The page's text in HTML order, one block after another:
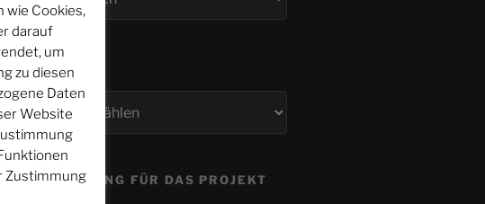
FÜR DAS PROJEKT
wie Cookies,
darauf
um
zu diesen
Daten
Website
Zustimmung